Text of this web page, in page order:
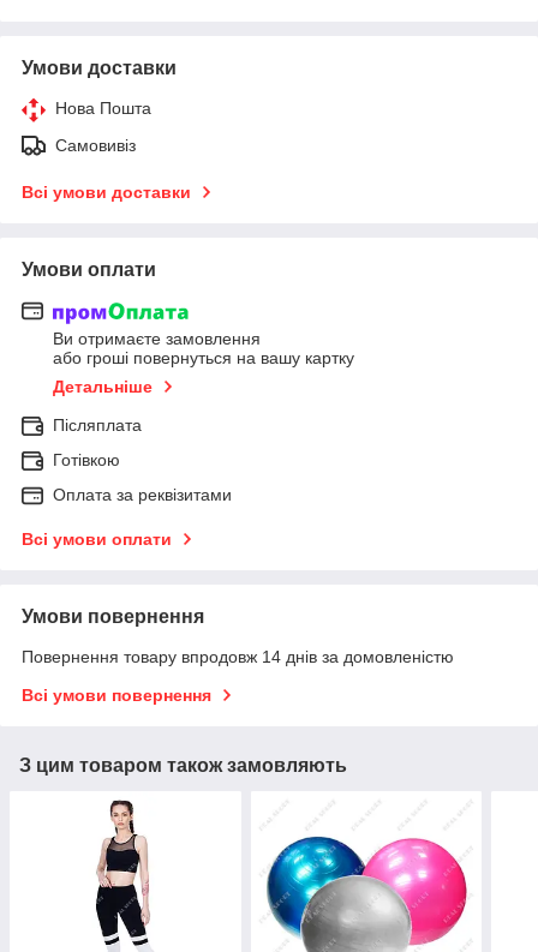
Умови доставки
Нова Пошта
Самовивіз
Всі умови доставки
Умови оплати
Ви отримаєте замовлення
або гроші повернуться на вашу картку
Детальніше
Післяплата
Готівкою
Оплата за реквізитами
Всі умови оплати
Умови повернення
Повернення товару впродовж 14 днів за домовленістю
Всі умови повернення
З цим товаром також замовляють